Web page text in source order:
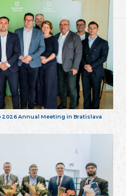
2026 Annual Meeting in Bratislava